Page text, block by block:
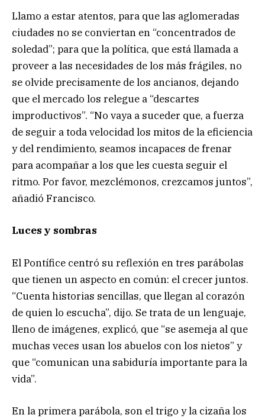
Llamo a estar atentos, para que las aglomeradas
ciudades no se conviertan en “concentrados de
soledad”; para que la política, que está llamada a
proveer a las necesidades de los más frágiles, no
se olvide precisamente de los ancianos, dejando
que el mercado los relegue a “descartes
improductivos”. “No vaya a suceder que, a fuerza
de seguir a toda velocidad los mitos de la eficiencia
y del rendimiento, seamos incapaces de frenar
para acompañar a los que les cuesta seguir el
ritmo. Por favor, mezclémonos, crezcamos juntos”,
añadió Francisco.
Luces y sombras
El Pontífice centró su reflexión en tres parábolas
que tienen un aspecto en común: el crecer juntos.
“Cuenta historias sencillas, que llegan al corazón
de quien lo escucha”, dijo. Se trata de un lenguaje,
lleno de imágenes, explicó, que “se asemeja al que
muchas veces usan los abuelos con los nietos” y
que “comunican una sabiduría importante para la
vida”.
En la primera parábola, son el trigo y la cizaña los